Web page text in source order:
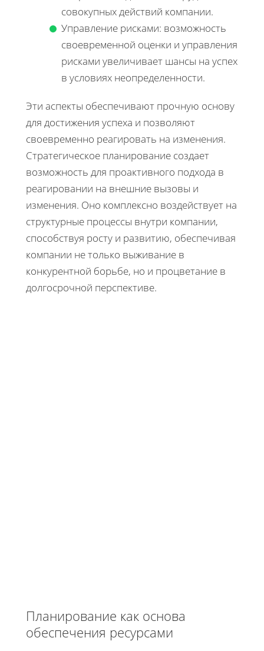
совокупных действий компании.
Управление рисками: возможность
своевременной оценки и управления
рисками увеличивает шансы на успех
в условиях неопределенности.
Эти аспекты обеспечивают прочную основу
для достижения успеха и позволяют
своевременно реагировать на изменения.
Стратегическое планирование создает
возможность для проактивного подхода в
реагировании на внешние вызовы и
изменения. Оно комплексно воздействует на
структурные процессы внутри компании,
способствуя росту и развитию, обеспечивая
компании не только выживание в
конкурентной борьбе, но и процветание в
долгосрочной перспективе.
Планирование как основа
обеспечения ресурсами